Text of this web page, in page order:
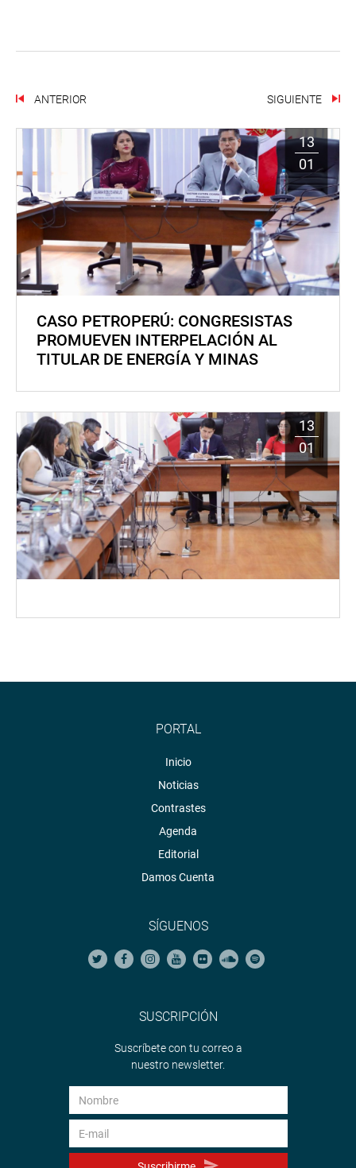
ANTERIOR SIGUIENTE
13
01
CASO PETROPERÚ: CONGRESISTAS
PROMUEVEN INTERPELACIÓN AL
TITULAR DE ENERGÍA Y MINAS
13
01
PORTAL
Inicio
Noticias
Contrastes
Agenda
Editorial
Damos Cuenta
SÍGUENOS
SUSCRIPCIÓN
Suscríbete con tu correo a
nuestro newsletter.